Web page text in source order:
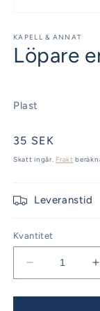
1
i
modalfönster
KAPELL & ANNAT
Löpare
Plast
Ordinarie
pris
35 SEK
Skatt ingår. Frakt
Leveranstid
Kvantitet
Minska
kvantitet
för